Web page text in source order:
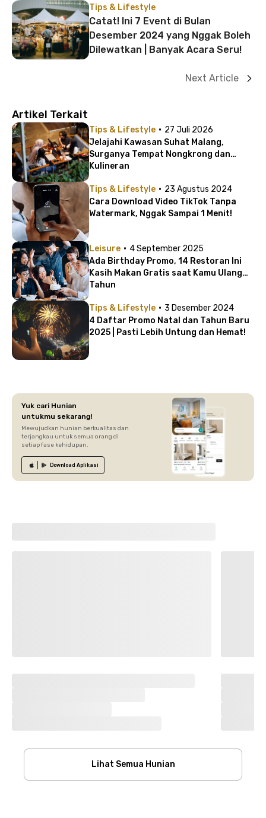
Tips & Lifestyle
Catat! Ini 7 Event di Bulan
Desember 2024 yang Nggak Boleh
Dilewatkan | Banyak Acara Seru!
Next Article
Artikel Terkait
Tips & Lifestyle · 27 Juli 2026
Jelajahi Kawasan Suhat Malang,
Surganya Tempat Nongkrong dan
Kulineran
Tips & Lifestyle · 23 Agustus 2024
Cara Download Video TikTok Tanpa
Watermark, Nggak Sampai 1 Menit!
Leisure · 4 September 2025
Ada Birthday Promo, 14 Restoran Ini
Kasih Makan Gratis saat Kamu Ulang
Tahun
Tips & Lifestyle · 3 Desember 2024
4 Daftar Promo Natal dan Tahun Baru
2025 | Pasti Lebih Untung dan Hemat!
Yuk cari Hunian
untukmu sekarang!
Mewujudkan hunian berkualitas dan
terjangkau untuk semua orang di
setiap fase kehidupan.
Download Aplikasi
Lihat Semua Hunian